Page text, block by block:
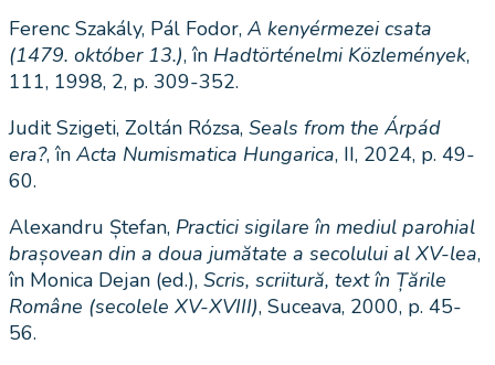
Ferenc Szakály, Pál Fodor, A kenyérmezei csata
(1479. október 13.), în Hadtörténelmi Közlemények,
111, 1998, 2, p. 309-352.
Judit Szigeti, Zoltán Rózsa, Seals from the Árpád
era?, în Acta Numismatica Hungarica, II, 2024, p. 49-
60.
Alexandru Ștefan, Practici sigilare în mediul parohial
brașovean din a doua jumătate a secolului al XV-lea,
în Monica Dejan (ed.), Scris, scriitură, text în Țările
Române (secolele XV-XVIII), Suceava, 2000, p. 45-
56.